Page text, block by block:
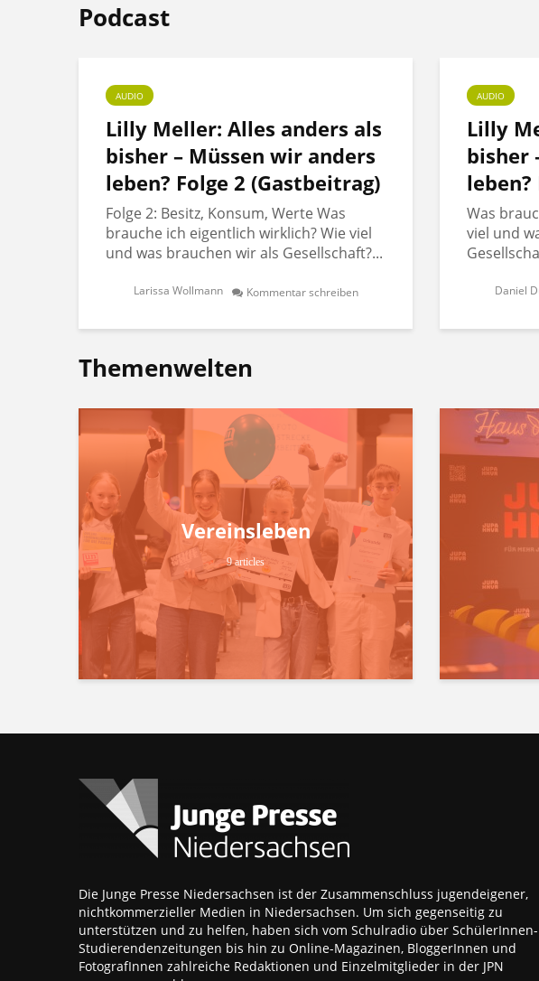
Podcast
AUDIO
Lilly Meller: Alles anders als
bisher – Müssen wir anders
leben? Folge 2 (Gastbeitrag)
Folge 2: Besitz, Konsum, Werte Was
brauche ich eigentlich wirklich? Wie viel
und was brauchen wir als Gesellschaft?...
Larissa Wollmann Kommentar schreiben
AUDIO
Lilly
bisher
leben?
Was
viel und
Daniel
Themenwelten
Vereinsleben
9 articles
Die Junge Presse Niedersachsen ist der Zusammenschluss jugendeigener,
nichtkommerzieller Medien in Niedersachsen. Um sich gegenseitig zu
unterstützen und zu helfen, haben sich vom Schulradio über
Studierendenzeitungen bis hin zu Online-Magazinen, BloggerInnen und
FotografInnen zahlreiche Redaktionen und Einzelmitglieder in der JPN